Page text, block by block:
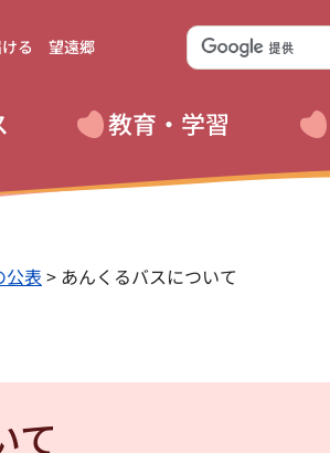
ける 望遠郷
教育・学習
公表 > あんくるバスについて
て